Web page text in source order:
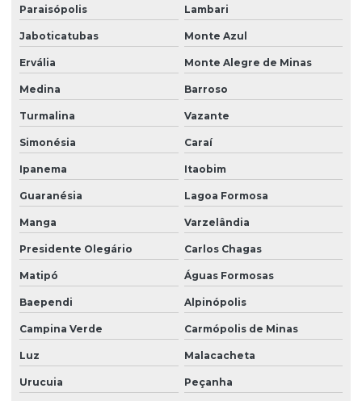
Paraisópolis Lambari
Jaboticatubas Monte Azul
Ervália Monte Alegre de Minas
Medina Barroso
Turmalina Vazante
Simonésia Caraí
Ipanema Itaobim
Guaranésia Lagoa Formosa
Manga Varzelândia
Presidente Olegário Carlos Chagas
Matipó Águas Formosas
Baependi Alpinópolis
Campina Verde Carmópolis de Minas
Luz Malacacheta
Urucuia Peçanha